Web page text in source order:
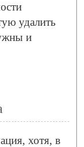
удалить
и
хотя, в